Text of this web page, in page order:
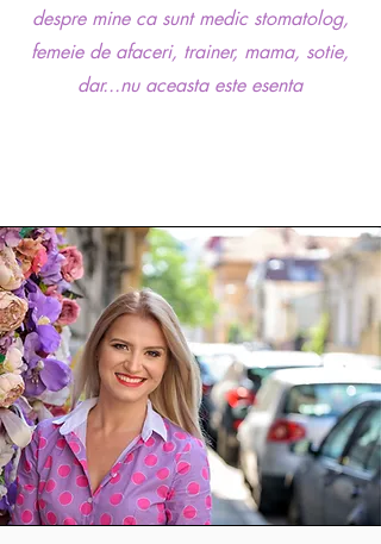
despre mine ca sunt medic stomatolog,
femeie de afaceri, trainer, mama, sotie,
dar...nu aceasta este esenta